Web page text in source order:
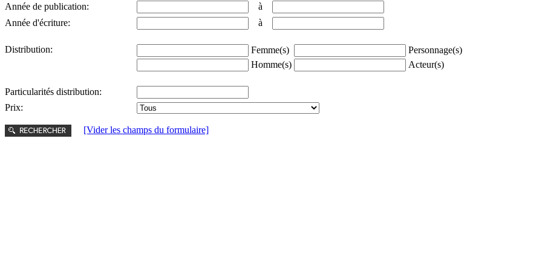
Année de publication:
à
Année d'écriture:
à
Distribution: Femme(s)
Personnage(s)
Homme(s)
Acteur(s)
Particularités distribution:
Prix:
[Vider les champs du formulaire]